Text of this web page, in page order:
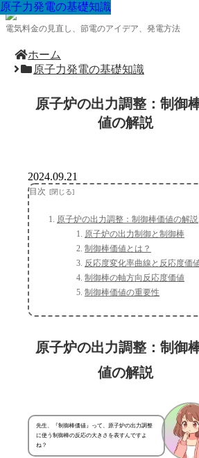
電気料金の見直し、節電のアイデア、発電方法
ホーム
原子力発電の基礎知識
原子炉の出力調整：制御
値の解説
原子力発電の基礎知識
2024.09.21
目次
原子炉の出力調整：制御棒価値の解説
原子炉の出力制御と制御棒
制御棒価値とは？
反応度変化率曲線と反応度価
制御棒の軸方向反応度価値
制御棒価値の重要性
原子炉の出力調整：制御
値の解説
先生、『制御棒価値』って、原子炉の出力調整
に使う制御棒の反応の大きさを表すんですよ
ね？
原子力発電の基礎知識
原子力発電の基礎知識
原子力発電の基礎知識
原子力発電の基礎知識
原子力発電の基礎知識
原子力発電の基礎知識
原子力発電の基礎知識
原子力発電の基礎知識